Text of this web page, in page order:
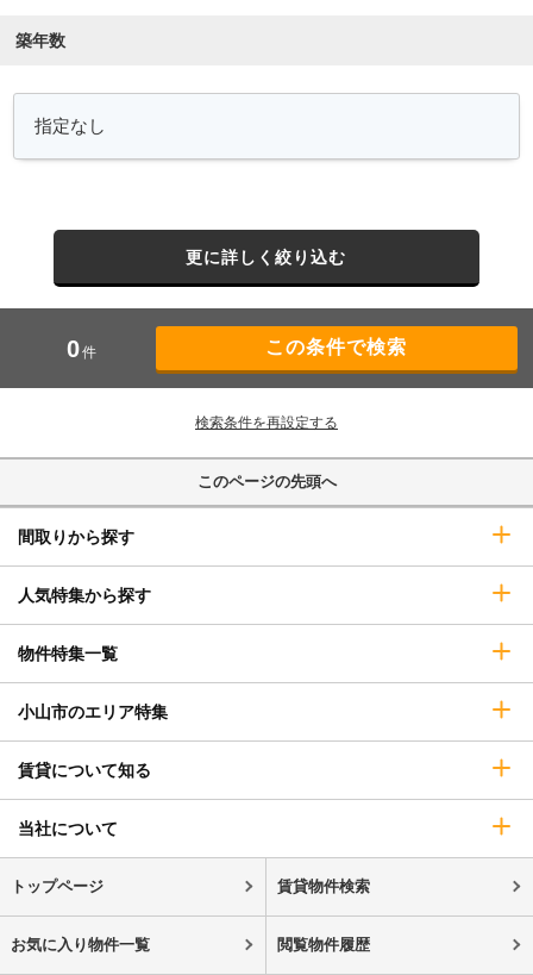
築年数
更に詳しく絞り込む
0件
検索条件を再設定する
このページの先頭へ
間取りから探す
人気特集から探す
物件特集一覧
小山市のエリア特集
賃貸について知る
当社について
トップページ 賃貸物件検索
お気に入り物件一覧 閲覧物件履歴